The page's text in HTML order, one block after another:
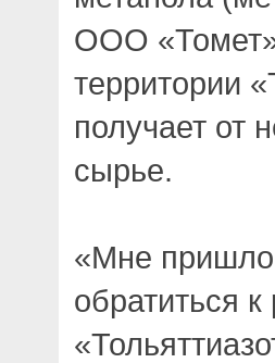
ООО
территории
получает от
сырье.
«Мне
обратиться к